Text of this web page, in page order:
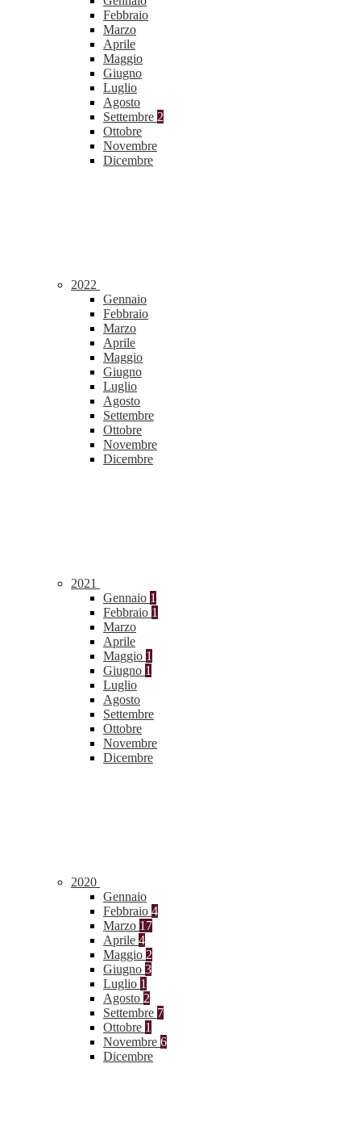
Febbraio
Marzo
Aprile
Maggio
Giugno
Luglio
Agosto
Settembre 2
Ottobre
Novembre
Dicembre
2022
Gennaio
Febbraio
Marzo
Aprile
Maggio
Giugno
Luglio
Agosto
Settembre
Ottobre
Novembre
Dicembre
2021
Gennaio 1
Febbraio 1
Marzo
Aprile
Maggio 1
Giugno 1
Luglio
Agosto
Settembre
Ottobre
Novembre
Dicembre
2020
Gennaio
Febbraio 4
Marzo 17
Aprile 4
Maggio 2
Giugno 3
Luglio 1
Agosto 2
Settembre 7
Ottobre 1
Novembre 6
Dicembre